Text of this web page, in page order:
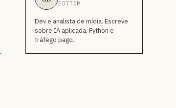
EDITOR
Dev e analista de mídia. Escreve
sobre IA aplicada, Python e
tráfego pago.